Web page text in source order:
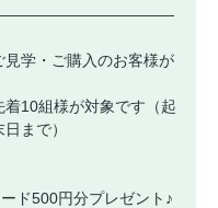
学・ご購入のお客様が
10組様が対象です（起
まで）
ド500円分プレゼント♪